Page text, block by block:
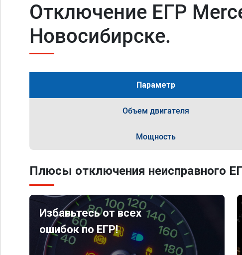
Отключение ЕГР
Новосибирске.
Параметр
Объем двигателя
Мощность
Плюсы отключения неисправного
Избавьтесь от всех
ошибок по ЕГР!